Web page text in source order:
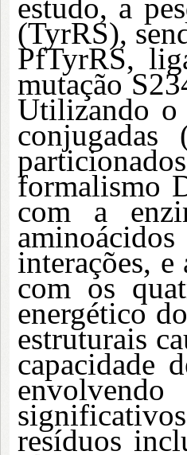
estudo, a
(TyrRS),
PfTyrRS,
mutação
Utilizando o
formalismo
com a
interações,
com os
energético
estruturais
capacidade
resíduos